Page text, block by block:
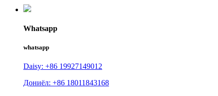
Whatsapp
whatsapp
Daisy: +86 19927149012
Дониёл: +86 18011843168